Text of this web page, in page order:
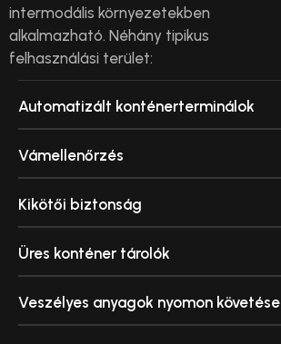
intermodális környezetekben
alkalmazható. Néhány tipikus
felhasználási terület:
Automatizált konténerterminálok
Vámellenőrzés
Kikötői biztonság
Üres konténer tárolók
Veszélyes anyagok nyomon követése